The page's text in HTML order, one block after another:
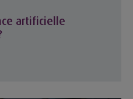
artificielle